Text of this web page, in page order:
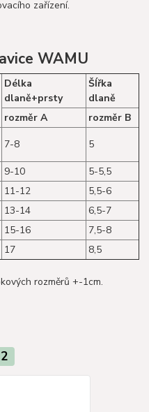
zařízení.
WAMU
Délka
dlaně+prsty
ŠÍřka
dlaně
rozměr A
rozměr B
7-8 5
9-10
5-5,5
11-12
5,5-6
13-14
6,5-7
15-16
7,5-8
17
8,5
rozměrů +-1cm.
2